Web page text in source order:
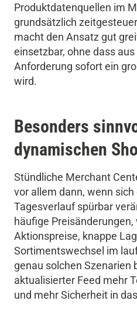
Produktdatenquellen im
grundsätzlich
macht den Ansatz gut
einsetzbar, ohne dass
Anforderung sofort ein
wird.
Besonders
dynamischen
Stündliche Merchant
vor allem dann, wenn sich
Tagesverlauf spürbar
häufige
Aktionspreise, knappe
Sortimentswechsel im
genau solchen Szenarien
aktualisierter Feed mehr
und mehr Sicherheit in